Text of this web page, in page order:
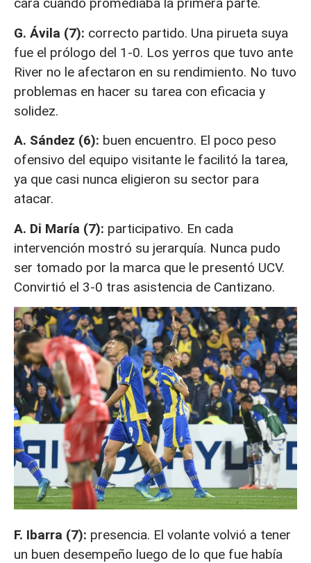
cara cuando promediaba la primera parte.
G. Ávila (7): correcto partido. Una pirueta suya
fue el prólogo del 1-0. Los yerros que tuvo ante
River no le afectaron en su rendimiento. No tuvo
problemas en hacer su tarea con eficacia y
solidez.
A. Sández (6): buen encuentro. El poco peso
ofensivo del equipo visitante le facilitó la tarea,
ya que casi nunca eligieron su sector para
atacar.
A. Di María (7): participativo. En cada
intervención mostró su jerarquía. Nunca pudo
ser tomado por la marca que le presentó UCV.
Convirtió el 3-0 tras asistencia de Cantizano.
F. Ibarra (7): presencia. El volante volvió a tener
un buen desempeño luego de lo que fue había